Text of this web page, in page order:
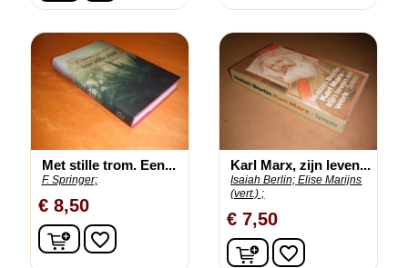
Met stille trom. Een...
F. Springer;
€ 8,50
In winkelwagen
favorite_border
Karl Marx, zijn leven...
Isaiah Berlin; Elise Marijns
(vert.) ;
€ 7,50
In winkelwagen
favorite_border